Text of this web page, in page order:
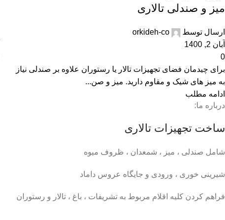
میز و صندلی تالاری
ارسال توسط
orkideh-co
آبان 2, 1400
0
برای چیدمان فضای تجهیزات تالار یا رستوران علاوه بر صندلی نیاز
به میز های شیک و مقاوم دارید. میز و صن...
ادامه مطلب
درباره ما:
ساخت تجهیزات تالاری
شامل صندلی ، میز ، شمعدان ، ظروف میوه
شیرینی خوری ، ورودی و جایگاه عروس داماد
فراهم کردن کلیه اقلام مربوط به تشریفات ، باغ ، تالار و رستوران